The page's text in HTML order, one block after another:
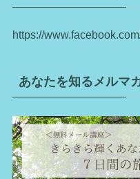
https://
あなたを知るメルマ